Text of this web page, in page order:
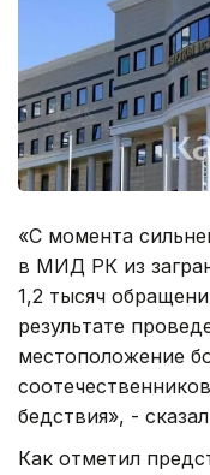
«С момента
в МИД РК из
1,2 тысяч
результате
местоположение
бедствия», -
Как отметил